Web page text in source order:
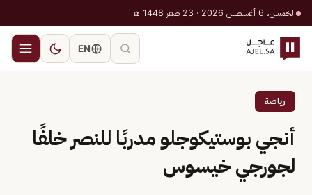
الخميس، 6 أغسطس 2026 · 23 صفر 1448 هـ
EN
رياضة
أنجي بوستيكوجلو مدربًا للنصر خلفًا
لجورجي خيسوس